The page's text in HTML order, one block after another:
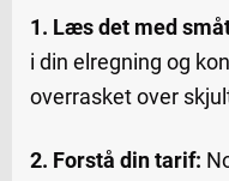
1. Læs det med
i din elregning og
overrasket over
2. Forstå din tarif: